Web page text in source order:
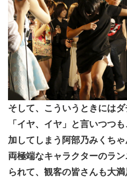
そして、こういうときには
「イヤ、イヤ」と言いつつ
加してしまう阿部乃みくちゃ
両極端なキャラクターのラ
られて、観客の皆さんも大満